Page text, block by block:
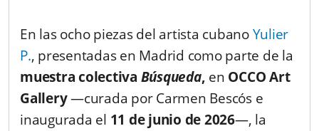
En las ocho piezas del artista cubanoYulier
P., presentadas en Madrid como parte de la
muestra colectiva Búsqueda, en OCCO Art
Gallery—curada por Carmen Bescós e
inaugurada el 11 de junio de 2026—, la